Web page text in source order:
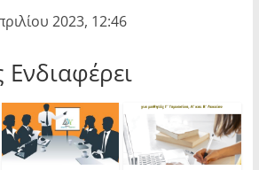
2023, 12:46